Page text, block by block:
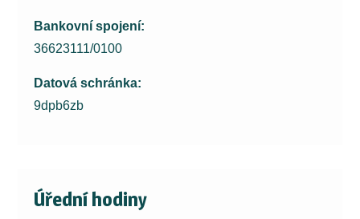
Bankovní spojení:
36623111/0100
Datová schránka:
9dpb6zb
Úřední hodiny